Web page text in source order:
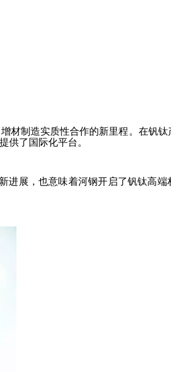
材制造实质性合作的新里程。在钒钛
供了国际化平台。
进展，也意味着河钢开启了钒钛高端